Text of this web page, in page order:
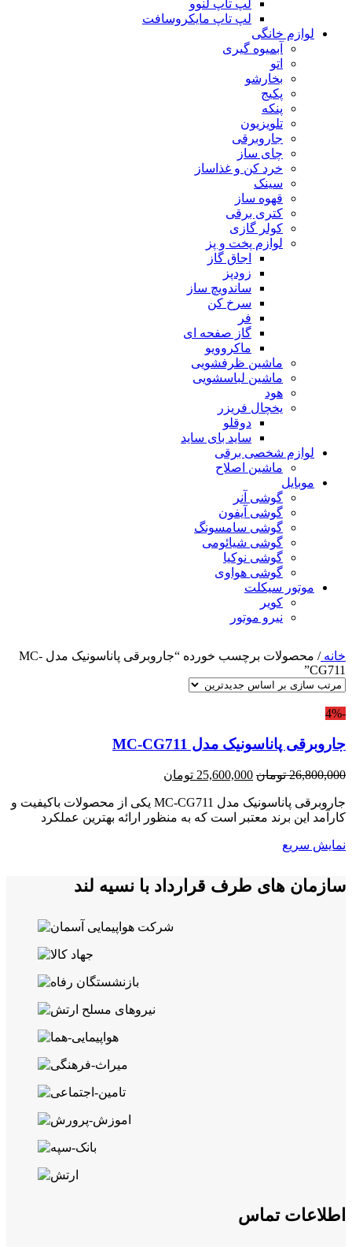
لپ تاپ لنوو
لپ تاپ مایکروسافت
لوازم خانگی
آبمیوه گیری
اتو
بخارشو
پکیج
پنکه
تلویزیون
جاروبرقی
چای ساز
خرد کن و غذاساز
سینک
قهوه ساز
کتری برقی
کولر گازی
لوازم پخت و پز
اجاق گاز
زودپز
ساندویچ ساز
سرخ کن
فر
گاز صفحه ای
ماکروویو
ماشین ظرفشویی
ماشین لباسشویی
هود
یخچال فریزر
دوقلو
ساید بای ساید
لوازم شخصی برقی
ماشین اصلاح
موبایل
گوشی آنر
گوشی آیفون
گوشی سامسونگ
گوشی شیائومی
گوشی نوکیا
گوشی هواوی
موتور سیکلت
کویر
نیرو موتور
خانه/
محصولات برچسب خورده “جاروبرقی پاناسونیک مدل MC-
CG711”
-4%
جاروبرقی پاناسونیک مدل MC-CG711
26,800,000 تومان قیمت
26,800,000 تومان
بود.
25,600,000 تومان
25,600,000 تومان.
جاروبرقی پاناسونیک مدل MC-CG711 یکی از محصولات باکیفیت و
کارآمد این برند معتبر است که به منظور ارائه بهترین عملکرد
نمایش سریع
سازمان های طرف قرارداد با نسیه لند
اطلاعات تماس